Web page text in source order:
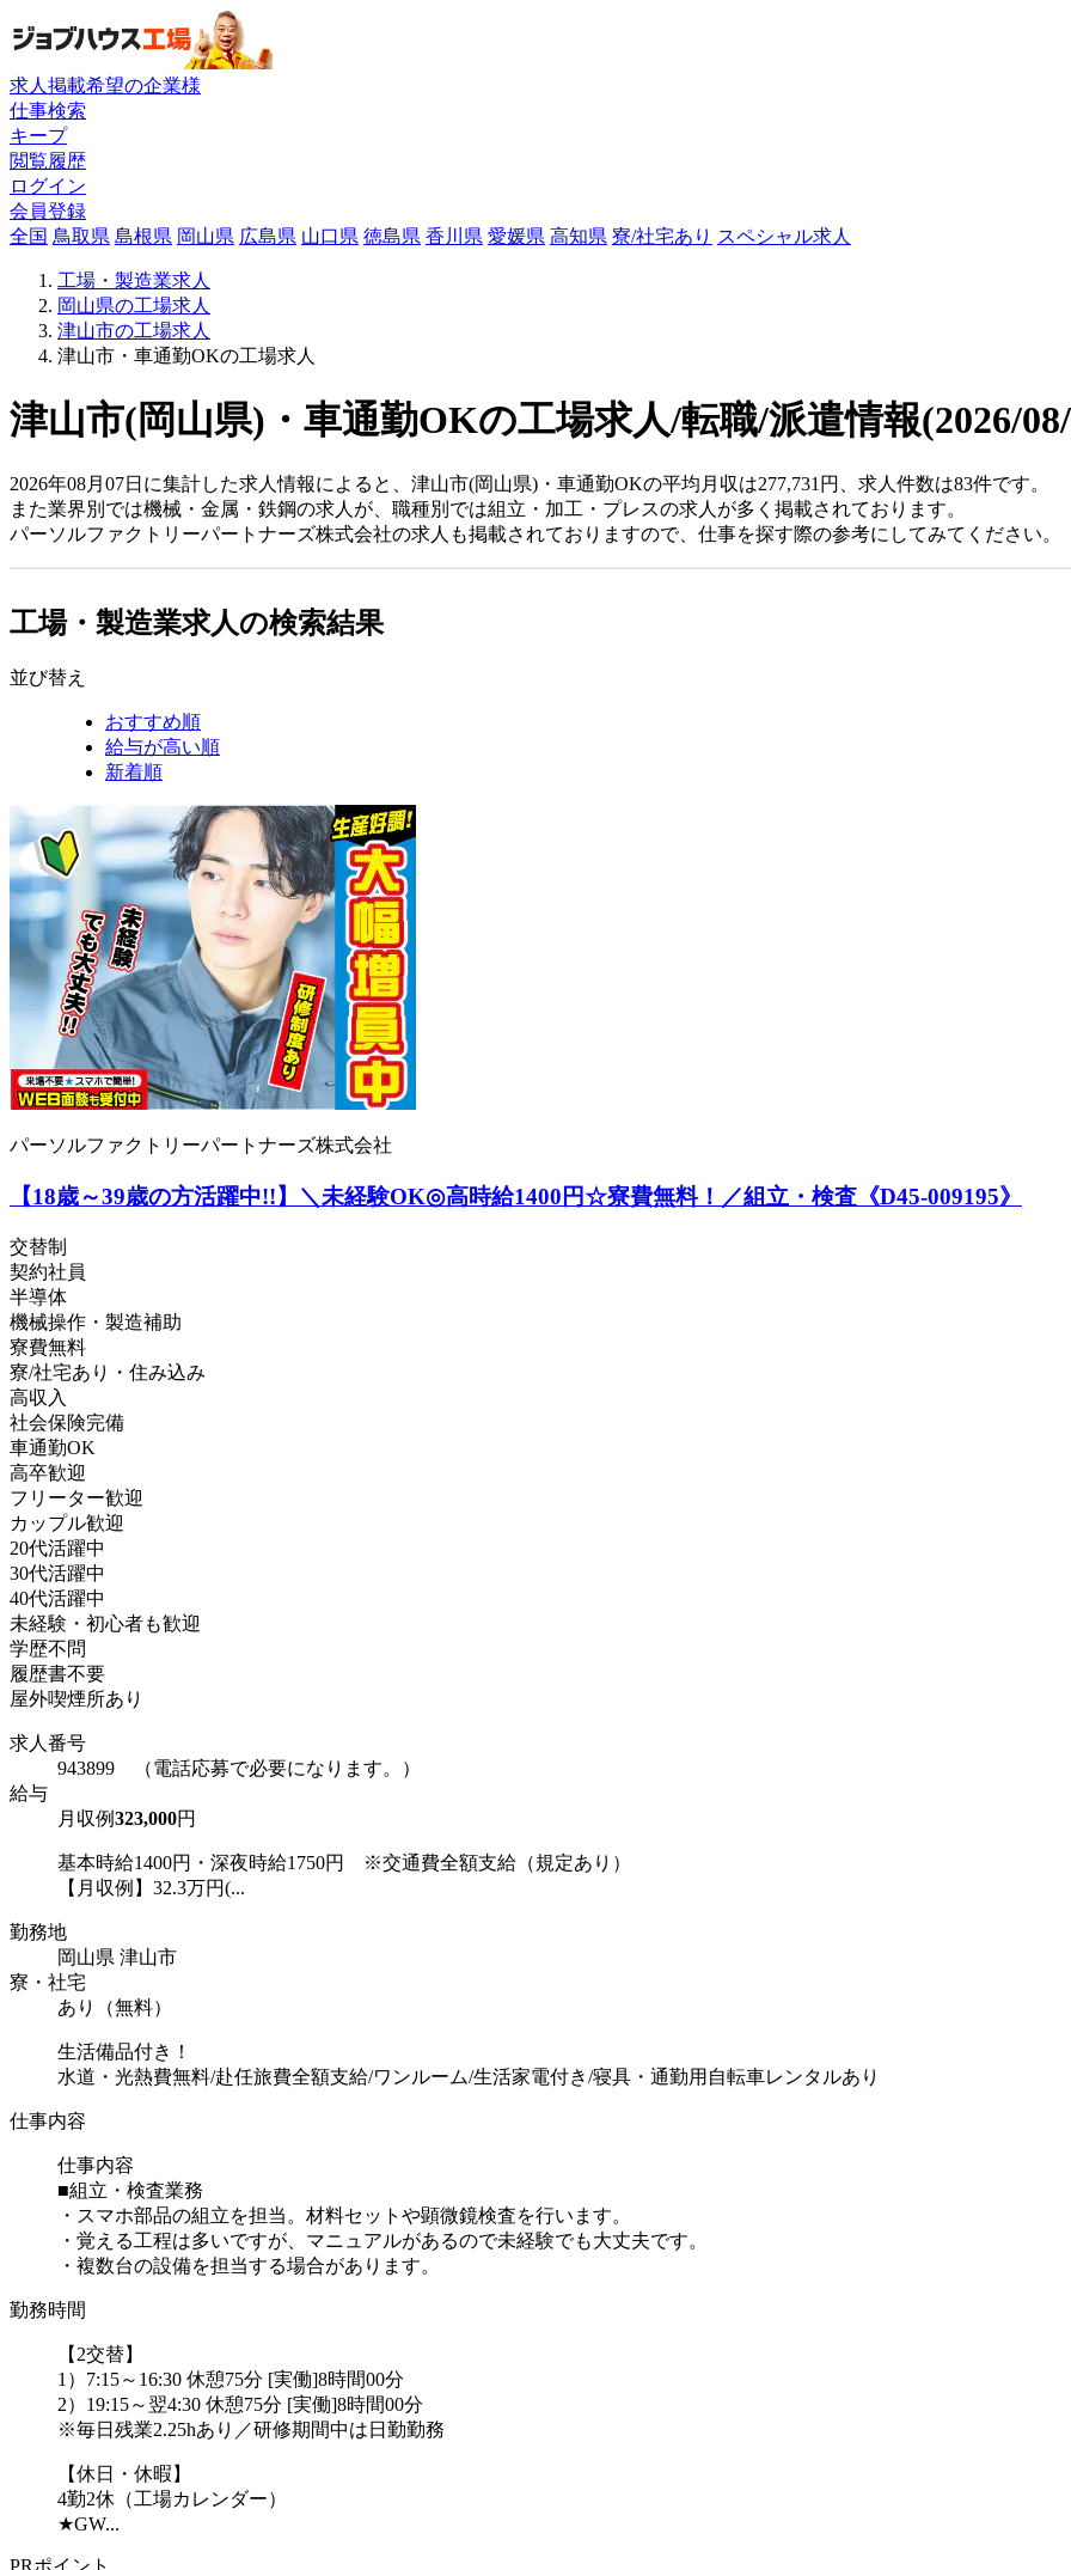
求人掲載希望の企業様
仕事検索
キープ
閲覧履歴
ログイン
会員登録
全国 鳥取県 島根県 岡山県 広島県 山口県 徳島県 香川県 愛媛県 高知県 寮/社宅あり スペシャル求人
工場・製造業求人
岡山県の工場求人
津山市の工場求人
津山市・車通勤OKの工場求人
津山市(岡山県)・車通勤OKの工場求人/転職/派遣情報(2026/
2026年08月07日に集計した求人情報によると、津山市(岡山県)・車通勤OKの平均月収は277,731円、求人件数は83件です。
また業界別では機械・金属・鉄鋼の求人が、職種別では組立・加工・プレスの求人が多く掲載されております。
パーソルファクトリーパートナーズ株式会社の求人も掲載されておりますので、仕事を探す際の参考にしてみてください。
工場・製造業求人の検索結果
並び替え
おすすめ順
給与が高い順
新着順
パーソルファクトリーパートナーズ株式会社
【18歳～39歳の方活躍中!!】＼未経験OK◎高時給1400円☆寮費無料！／組立・検査《D45-009195》
交替制
契約社員
半導体
機械操作・製造補助
寮費無料
寮/社宅あり・住み込み
高収入
社会保険完備
車通勤OK
高卒歓迎
フリーター歓迎
カップル歓迎
20代活躍中
30代活躍中
40代活躍中
未経験・初心者も歓迎
学歴不問
履歴書不要
屋外喫煙所あり
求人番号
943899 （電話応募で必要になります。）
給与
月収例323,000円
基本時給1400円・深夜時給1750円 ※交通費全額支給（規定あり）
【月収例】32.3万円(...
勤務地
岡山県 津山市
寮・社宅
あり（無料）
生活備品付き！
水道・光熱費無料/赴任旅費全額支給/ワンルーム/生活家電付き/寝具・通勤用自転車レンタルあり
仕事内容
仕事内容
■組立・検査業務
・スマホ部品の組立を担当。材料セットや顕微鏡検査を行います。
・覚える工程は多いですが、マニュアルがあるので未経験でも大丈夫です。
・複数台の設備を担当する場合があります。
勤務時間
【2交替】
1）7:15～16:30 休憩75分 [実働]8時間00分
2）19:15～翌4:30 休憩75分 [実働]8時間00分
※毎日残業2.25hあり／研修期間中は日勤勤務
【休日・休暇】
4勤2休（工場カレンダー）
★GW...
PRポイント